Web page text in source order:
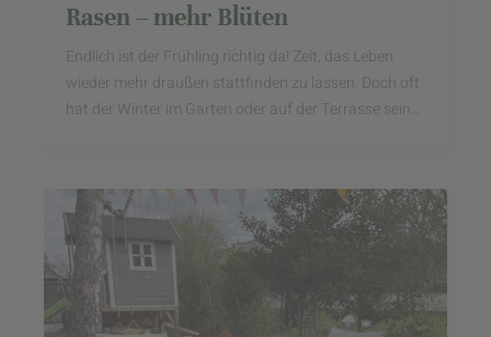
Rasen – mehr Blüten
Endlich ist der Frühling richtig da! Zeit, das Leben
wieder mehr draußen stattfinden zu lassen. Doch oft
hat der Winter im Garten oder auf der Terrasse seine